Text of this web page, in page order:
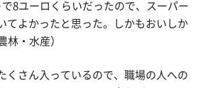
8ユーロくらいだったので、スーパー
てよかったと思った。しかもおいしか
林・水産）
くさん入っているので、職場の人への